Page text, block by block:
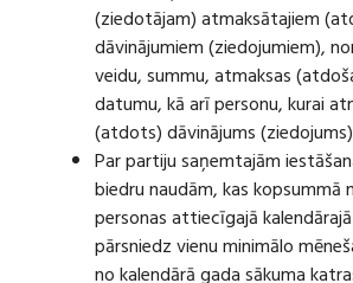
(ziedotājam) atmaksātajiem
dāvinājumiem (ziedojumiem),
veidu, summu, atmaksas
datumu, kā arī personu, kurai
(atdots) dāvinājums
Par partiju saņemtajām
biedru naudām, kas kopsummā
personas attiecīgajā
pārsniedz vienu minimālo
no kalendārā gada sākuma